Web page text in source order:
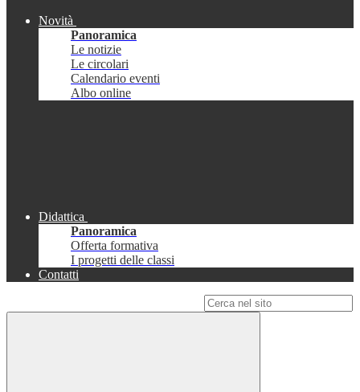
Novità
Panoramica
Le notizie
Le circolari
Calendario eventi
Albo online
Didattica
Panoramica
Offerta formativa
I progetti delle classi
Contatti